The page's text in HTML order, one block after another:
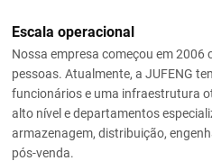
Escala operacional
Nossa empresa começou em 2006
pessoas. Atualmente, a JUFENG
funcionários e uma infraestrutura
alto nível e departamentos
armazenagem, distribuição,
pós-venda.